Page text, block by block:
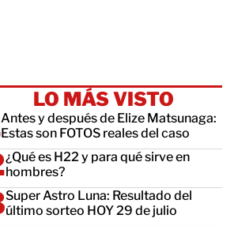
LO MÁS VISTO
Antes y después de Elize Matsunaga:
Estas son FOTOS reales del caso
¿Qué es H22 y para qué sirve en
hombres?
Super Astro Luna: Resultado del
último sorteo HOY 29 de julio